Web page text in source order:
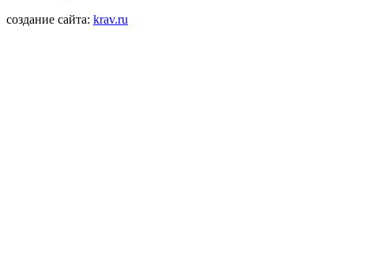
создание сайта: krav.ru